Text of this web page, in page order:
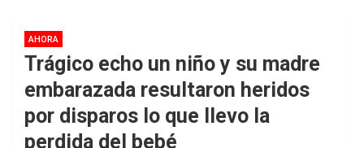
AHORA
Trágico echo un niño y su madre
embarazada resultaron heridos
por disparos lo que llevo la
perdida del bebé